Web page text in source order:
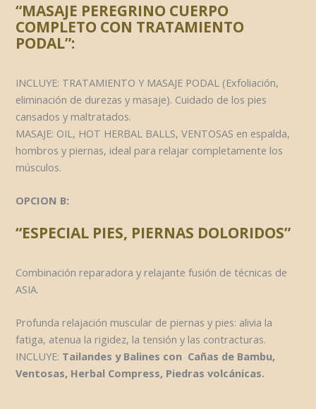
“MASAJE PEREGRINO CUERPO
COMPLETO CON TRATAMIENTO
PODAL”:
INCLUYE: TRATAMIENTO Y MASAJE PODAL (Exfoliación,
eliminación de durezas y masaje). Cuidado de los pies
cansados y maltratados.
MASAJE: OIL, HOT HERBAL BALLS, VENTOSAS en espalda,
hombros y piernas, ideal para relajar completamente los
músculos.
OPCION B:
“ESPECIAL PIES, PIERNAS DOLORIDOS”
Combinación reparadora y relajante fusión de técnicas de
ASIA.
Profunda relajación muscular de piernas y pies: alivia la
fatiga, atenua la rigidez, la tensión y las contracturas.
INCLUYE: Tailandes y Balines con Cañas de Bambu,
Ventosas, Herbal Compress, Piedras volcánicas.